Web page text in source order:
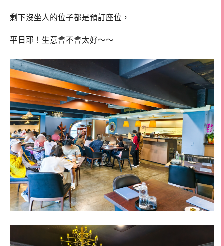
剩下沒坐人的位子都是預訂座位，
平日耶！生意會不會太好～～